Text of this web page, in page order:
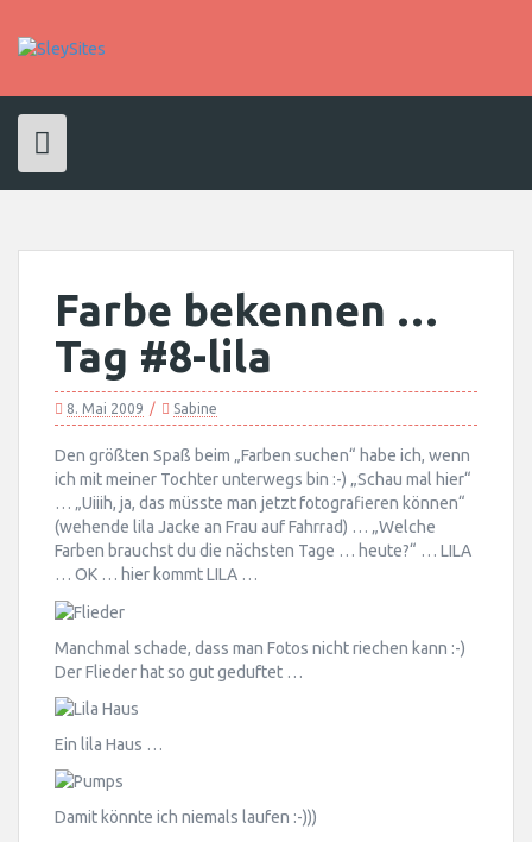
content
Farbe bekennen …
Tag #8-lila
8. Mai 2009 Sabine
Den größten Spaß beim „Farben suchen“ habe ich, wenn
ich mit meiner Tochter unterwegs bin :-) „Schau mal hier“
… „Uiiih, ja, das müsste man jetzt fotografieren können“
(wehende lila Jacke an Frau auf Fahrrad) … „Welche
Farben brauchst du die nächsten Tage … heute?“ … LILA
… OK … hier kommt LILA …
Manchmal schade, dass man Fotos nicht riechen kann :-)
Der Flieder hat so gut geduftet …
Ein lila Haus …
Damit könnte ich niemals laufen :-)))